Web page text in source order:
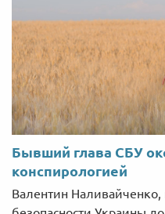
Бывший глава СБУ
конспирологией
Валентин